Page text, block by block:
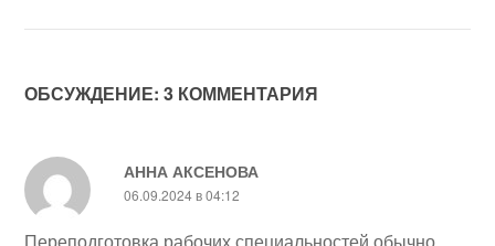
ОБСУЖДЕНИЕ: 3 КОММЕНТАРИЯ
АННА АКСЕНОВА
06.09.2024 в 04:12
Переподготовка рабочих специальностей обычно